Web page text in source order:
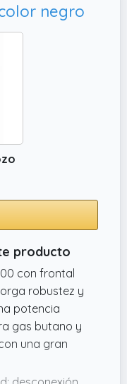
negro
producto
con frontal
robustez y
potencia
gas butano y
una gran